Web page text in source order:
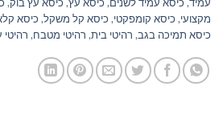
מקצועי, כיסא קומפקטי, כיסא קל משקל, כיסא
כיסא תמיכה בגב, רהיטי בית, רהיטי מטבח, רהיטי